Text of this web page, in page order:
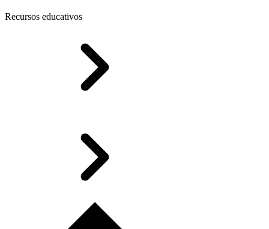
Recursos educativos